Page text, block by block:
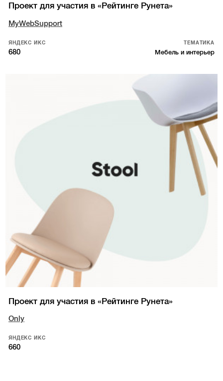
Проект для участия в «Рейтинге Рунета»
MyWebSupport
ЯНДЕКС ИКС
680
ТЕМАТИКА
Мебель и интерьер
Проект для участия в «Рейтинге Рунета»
Only
ЯНДЕКС ИКС
660